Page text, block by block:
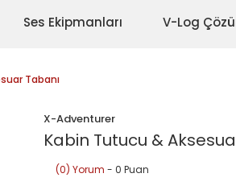
Ses Ekipmanları V-Log
Tabanı
X-Adventurer
Kabin Tutucu &
(0) Yorum - 0 Puan